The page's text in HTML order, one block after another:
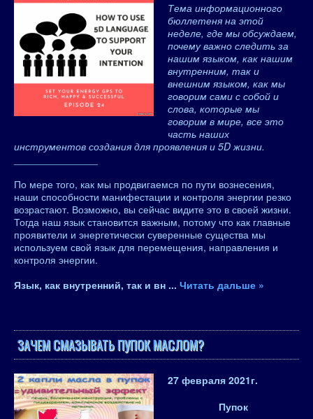
Тема информационного
бюллетеня на этой
неделе, где мы обсуждаем,
почему важно следить за
нашим языком, как нашим
внутренним, так и
внешним языком, как мы
говорим сами с собой и
слова, которые мы
говорим в мире, все это
часть наших
инструментов создания для проявления и 5D жизни.
По мере того, как мы продвигаемся по пути вознесения,
наши способности манифестации и контроля энергии резко
возрастают. Возможно, вы сейчас видите это в своей жизни.
Тогда наш язык становится важным, потому что как главные
проявители и энергетически суверенные существа мы
используем свой язык для перемещения, направления и
контроля энергии.
Язык, как внутренний, так и вн ... Читать дальше »
ЗАЧЕМ СМАЗЫВАТЬ ПУПОК МАСЛОМ?
27 февраля 2021г.
Пупок